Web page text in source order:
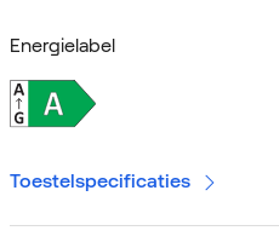
Energielabel
Toestelspecificaties